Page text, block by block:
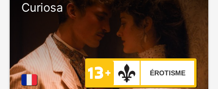
Curiosa
ÉROTISME